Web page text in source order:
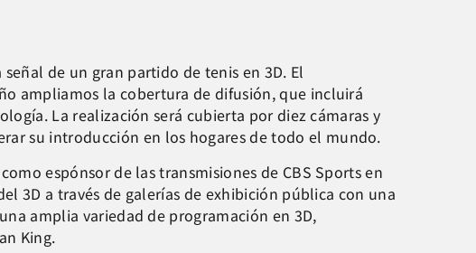
de un gran partido de tenis en 3D. El
ampliamos la cobertura de difusión, que incluirá
La realización será cubierta por diez cámaras y
su introducción en los hogares de todo el mundo.
espónsor de las transmisiones de CBS Sports en
3D a través de galerías de exhibición pública con una
amplia variedad de programación en 3D,
King.